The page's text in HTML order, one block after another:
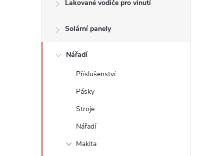
Lakované vodiče pro vinutí
Solární panely
Nářadí
Příslušenství
Pásky
Stroje
Nářadí
Makita